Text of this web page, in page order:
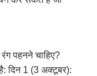
पहनने चाहिए?
दिन 1 (3 अक्टूबर):